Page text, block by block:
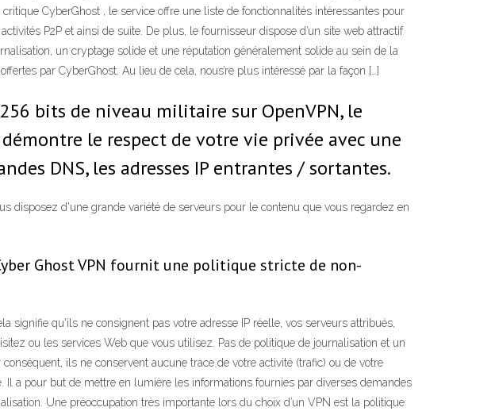
CyberGhost , le service offre une liste de fonctionnalités intéressantes pour
P2P et ainsi de suite. De plus, le fournisseur dispose d’un site web attractif
un cryptage solide et une réputation généralement solide au sein de la
par CyberGhost. Au lieu de cela, nous’re plus intéressé par la façon […]
bits de niveau militaire sur OpenVPN, le
le respect de votre vie privée avec une
DNS, les adresses IP entrantes / sortantes.
disposez d'une grande variété de serveurs pour le contenu que vous regardez en
Ghost VPN fournit une politique stricte de non-
signifie qu'ils ne consignent pas votre adresse IP réelle, vos serveurs attribués,
ou les services Web que vous utilisez. Pas de politique de journalisation et un
ils ne conservent aucune trace de votre activité (trafic) ou de votre
Il a pour but de mettre en lumière les informations fournies par diverses demandes
Une préoccupation très importante lors du choix d’un VPN est la politique